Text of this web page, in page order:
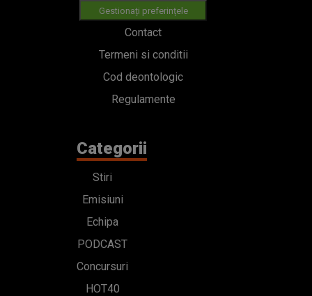
Gestionați preferințele
Contact
Termeni si conditii
Cod deontologic
Regulamente
Categorii
Stiri
Emisiuni
Echipa
PODCAST
Concursuri
HOT40